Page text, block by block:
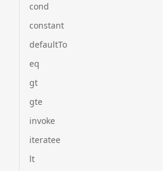
cond
constant
defaultTo
eq
gt
gte
invoke
iteratee
lt